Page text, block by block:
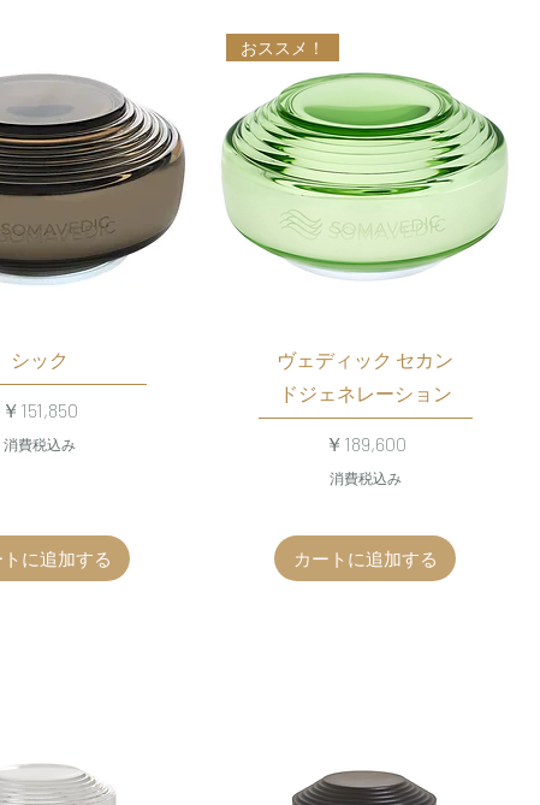
シック
価格
￥151,850
消費税込み
トに追加する
おススメ！
ヴェディック セカン
ドジェネレーション
価格
￥189,600
消費税込み
カートに追加する